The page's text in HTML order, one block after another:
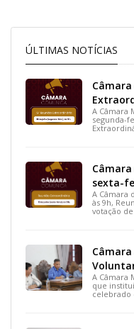
ÚLTIMAS NOTÍCIAS
A Câmara
segunda-
sexta-
A Câmara
às 9h,
votação
A Câmara
que
celebrado